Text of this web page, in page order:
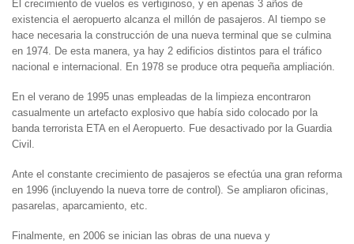
El crecimiento de vuelos es vertiginoso, y en apenas 3 años de
existencia el aeropuerto alcanza el millón de pasajeros. Al tiempo se
hace necesaria la construcción de una nueva terminal que se culmina
en 1974. De esta manera, ya hay 2 edificios distintos para el tráfico
nacional e internacional. En 1978 se produce otra pequeña ampliación.
En el verano de 1995 unas empleadas de la limpieza encontraron
casualmente un artefacto explosivo que había sido colocado por la
banda terrorista ETA en el Aeropuerto. Fue desactivado por la Guardia
Civil.
Ante el constante crecimiento de pasajeros se efectúa una gran reforma
en 1996 (incluyendo la nueva torre de control). Se ampliaron oficinas,
pasarelas, aparcamiento, etc.
Finalmente, en 2006 se inician las obras de una nueva y